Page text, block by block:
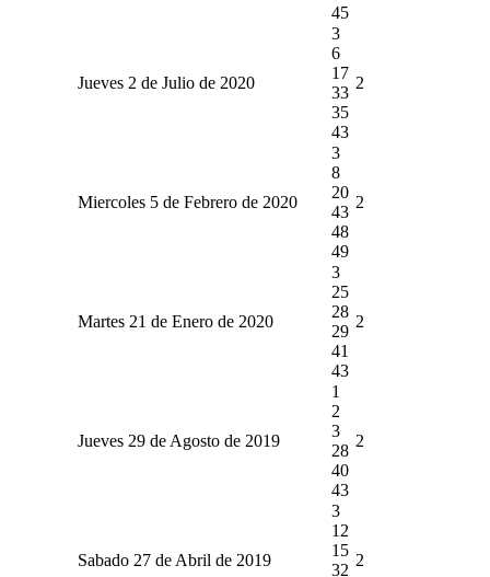
45
Jueves 2 de Julio de 2020
3
6
17
33
35
43
2
Miercoles 5 de Febrero de 2020
3
8
20
43
48
49
2
Martes 21 de Enero de 2020
3
25
28
29
41
43
2
Jueves 29 de Agosto de 2019
1
2
3
28
40
43
2
Sabado 27 de Abril de 2019
3
12
15
32
2